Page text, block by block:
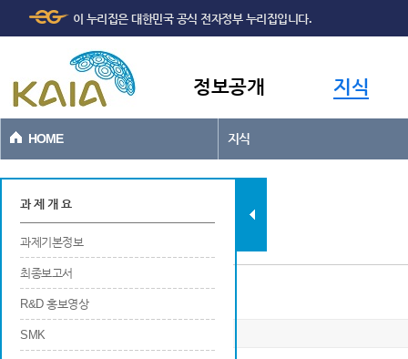
본문바로가기
이 누리집은 대한민국 공식 전자정부 누리집입니다.
정보공개 지식
HOME 지식
과제현황
과 제 개 요
과제기본정보
최종보고서
R&D 홍보영상
SMK
산학연간 기술지원